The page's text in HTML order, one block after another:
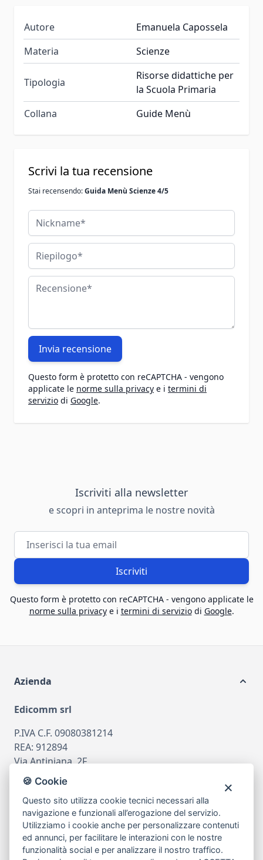
Autore
Emanuela Capossela
Materia
Scienze
Tipologia
Risorse didattiche per
la Scuola Primaria
Collana
Guide Menù
Scrivi la tua recensione
Stai recensendo:Guida Menù Scienze 4/5
Nickname
Riepilogo
Recensione
Invia recensione
Questo form è protetto con reCAPTCHA - vengono
applicate le norme sulla privacy e i termini di
servizio di Google.
Iscriviti alla newsletter
e scopri in anteprima le nostre novità
Indirizzo email
Iscriviti
Questo form è protetto con reCAPTCHA - vengono applicate le
norme sulla privacye i termini di serviziodi Google.
Azienda
Edicomm srl
P.IVA C.F. 09080381214
REA: 912894
Via Antiniana, 2F
80078 Pozzuoli
tel081.7515380
emailinfo@edicomm.it
Assistenza Clienti
🍪 Cookie
Questo sito utilizza cookie tecnici necessari alla
navigazione e funzionali all’erogazione del servizio.
Utilizziamo i cookie anche per personalizzare contenuti
ed annunci, per facilitare le interazioni con le nostre
funzionalità social e per analizzare il nostro traffico.